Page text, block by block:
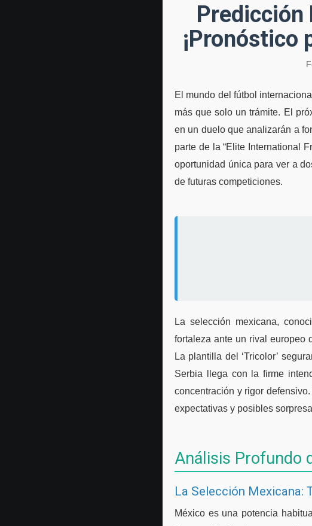
Predicción
¡Pronóstico
El mundo del fútbol
más que solo un trámite. El
en un duelo que analizarán a
parte de la “Elite International
oportunidad única para ver a
de futuras competiciones.
La selección mexicana,
fortaleza ante un rival europeo
La plantilla del ‘Tricolor’
Serbia llega con la firme
concentración y rigor
expectativas y posibles
Análisis Profundo
La Selección Mexicana:
México es una potencia